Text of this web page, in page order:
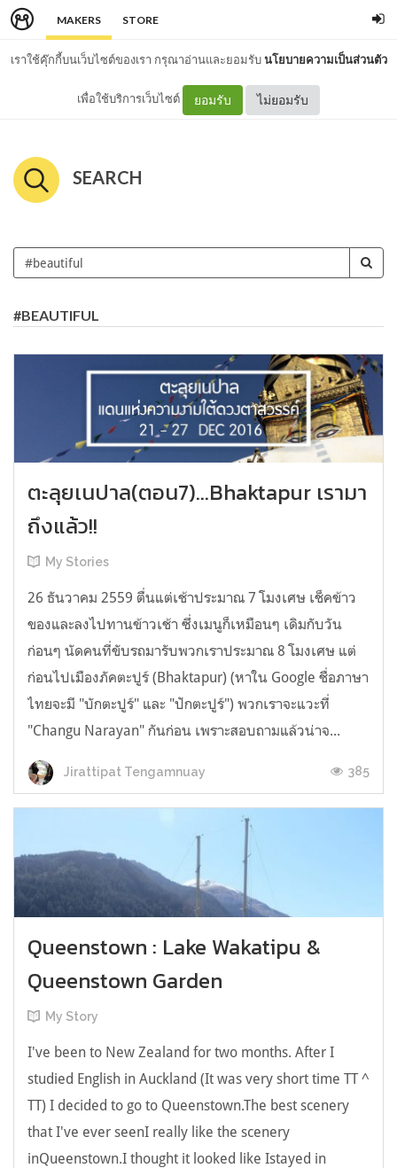
MAKERS STORE
เราใช้คุ๊กกี้บนเว็บไซต์ของเรา กรุณาอ่านและยอมรับนโยบายความเป็นส่วนตัว
เพื่อใช้บริการเว็บไซต์ ยอมรับ ไม่ยอมรับ
SEARCH
#BEAUTIFUL
ตะลุยเนปาล(ตอน7)...Bhaktapur เรามา
ถึงแล้ว!!
My Stories
26 ธันวาคม 2559 ตื่นแต่เช้าประมาณ 7 โมงเศษ เช็คข้าว
ของและลงไปทานข้าวเช้า ซึ่งเมนูก็เหมือนๆ เดิมกับวัน
ก่อนๆ นัดคนที่ขับรถมารับพวกเราประมาณ 8 โมงเศษ แต่
ก่อนไปเมืองภัคตะปูร์ (Bhaktapur) (หาใน Google ชื่อภาษา
ไทยจะมี "บักตะปูร์" และ "ปักตะปูร์") พวกเราจะแวะที่
"Changu Narayan" กันก่อน เพราะสอบถามแล้วน่าจ...
Jirattipat Tengamnuay 385
Queenstown : Lake Wakatipu &
Queenstown Garden
My Story
I've been to New Zealand for two months. After I
studied English in Auckland (It was very short time TT ^
TT) I decided to go to Queenstown.The best scenery
that I've ever seenI really like the scenery
inQueenstown.I thought it looked like Istayed in